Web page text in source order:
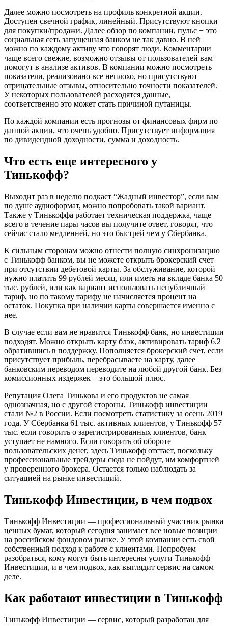
Далее можно посмотреть на профиль конкретной акции.
Доступен свечной график, линейный. Присутствуют кнопки
для покупки/продажи. Далее обзор по компании, пульс − это
социальная сеть запущенная банком не так давно. В ней
можно по каждому активу что говорят люди. Комментарии
чаще всего свежие, возможно отзывы от пользователей вам
помогут в анализе активов. В компании можно посмотреть
показатели, реализовано все неплохо, но присутствуют
отрицательные отзывы, относительно точности показателей.
У некоторых пользователей расходятся данные,
соответственно это может стать причиной путаницы.
По каждой компании есть прогнозы от финансовых фирм по
данной акции, что очень удобно. Присутствует информация
по дивидендной доходности, сумма и доходность.
Что есть еще интересного у
Тинькофф?
Выходит раз в неделю подкаст “Жадный инвестор”, если вам
по душе аудиоформат, можно попробовать такой вариант.
Также у Тинькоффа работает техническая поддержка, чаще
всего в течение пары часов вы получите ответ, говорят, что
сейчас стало медленней, но это быстрей чем у Сбербанка.
К сильным сторонам можно отнести полную синхронизацию
с Тинькофф банком, вы не можете открыть брокерский счет
при отсутствии дебетовой карты. За обслуживание, которой
нужно платить 99 рублей месяц, или иметь на вкладе банка 50
тыс. рублей, или как вариант использовать непубличный
тариф, но по такому тарифу не начисляется процент на
остаток. Покупка при наличии карты совершается именно с
нее.
В случае если вам не нравится Тинькофф банк, но инвестиции
подходят. Можно открыть карту блэк, активировать тариф 6.2
обратившись в поддержку. Пополняется брокерский счет, если
присутствует прибыль, перебрасываете на карту, далее
банковским переводом переводите на любой другой банк. Без
комиссионных издержек − это большой плюс.
Репутация Олега Тинькова и его продуктов не самая
однозначная, но с другой стороны, Тинькофф инвестиции
стали №2 в России. Если посмотреть статистику за осень 2019
года. У Сбербанка 61 тыс. активных клиентов, у Тинькофф 57
тыс. если говорить о зарегистрированных клиентов, банк
уступает не намного. Если говорить об обороте
пользовательских денег, здесь Тинькофф отстает, поскольку
профессиональные трейдеры сюда не пойдут, им комфортней
у проверенного брокера. Остается только наблюдать за
ситуацией на рынке инвестиций.
Тинькофф Инвестиции, в чем подвох
Тинькофф Инвестиции — профессиональный участник рынка
ценных бумаг, который сегодня занимает все новые позиции
на российском фондовом рынке. У этой компании есть свой
собственный подход к работе с клиентами. Попробуем
разобраться, кому могут быть интересны услуги Тинькофф
Инвестиции, и в чем подвох, как выглядит сервис на самом
деле.
Как работают инвестиции в Тинькофф
Тинькофф Инвестиции — сервис, который разработан для